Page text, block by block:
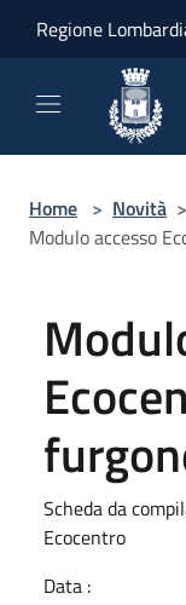
Regione
Home > Novità >
Modulo accesso
Scheda da
Ecocentro
Data :